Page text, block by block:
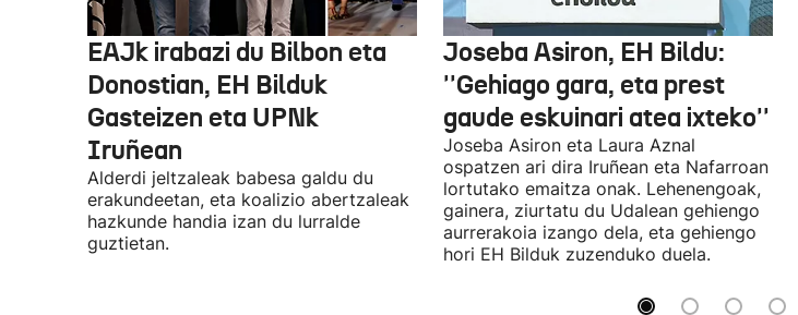
EAJk irabazi du Bilbon eta
Donostian, EH Bilduk
Gasteizen eta UPNk
Iruñean
Alderdi jeltzaleak babesa galdu du
erakundeetan, eta koalizio abertzaleak
hazkunde handia izan du lurralde
guztietan.
Joseba Asiron, EH Bildu:
''Gehiago gara, eta prest
gaude eskuinari atea ixteko''
Joseba Asiron eta Laura Aznal
ospatzen ari dira Iruñean eta Nafarroan
lortutako emaitza onak. Lehenengoak,
gainera, ziurtatu du Udalean gehiengo
aurrerakoia izango dela, eta gehiengo
hori EH Bilduk zuzenduko duela.